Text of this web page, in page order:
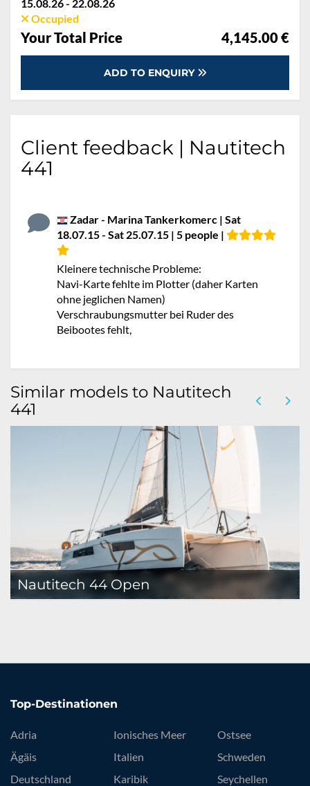
15.08.26 - 22.08.26
Occupied
Your Total Price 4,145.00 €
ADD TO ENQUIRY
Client feedback | Nautitech
441
Zadar - Marina Tankerkomerc | Sat
18.07.15 - Sat 25.07.15 | 5 people |
Kleinere technische Probleme:
Navi-Karte fehlte im Plotter (daher Karten
ohne jeglichen Namen)
Verschraubungsmutter bei Ruder des
Beibootes fehlt,
Similar models to Nautitech
441
Nautitech 44 Open
Top-Destinationen
Adria
Ägäis
Deutschland
Ionisches Meer
Italien
Karibik
Ostsee
Schweden
Seychellen